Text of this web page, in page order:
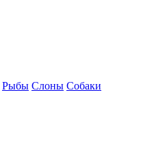
Рыбы Слоны Собаки